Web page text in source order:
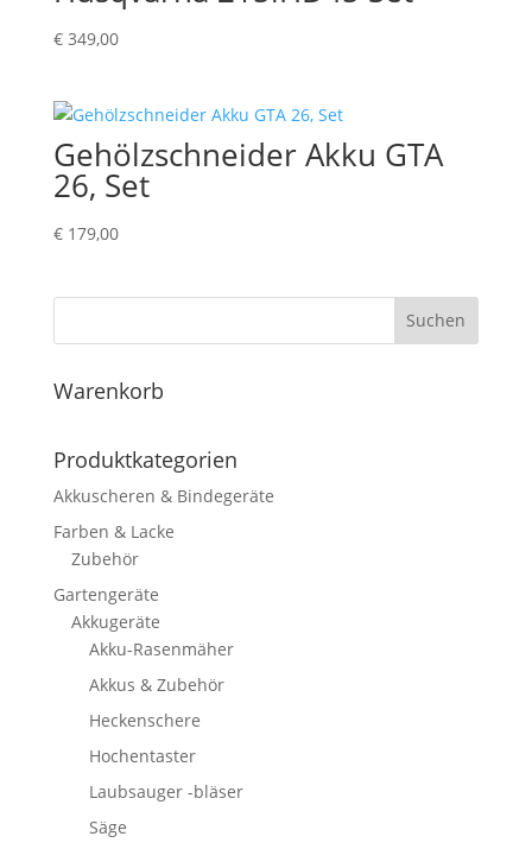
€349,00
Gehölzschneider Akku GTA
26, Set
€179,00
Suchen
Warenkorb
Produktkategorien
Akkuscheren & Bindegeräte
Farben & Lacke
Zubehör
Gartengeräte
Akkugeräte
Akku-Rasenmäher
Akkus & Zubehör
Heckenschere
Hochentaster
Laubsauger -bläser
Säge